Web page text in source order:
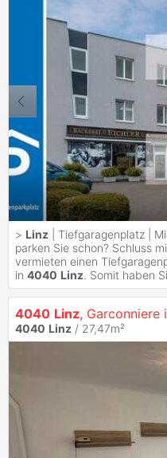
> Linz | Tiefgaragenplatz |
parken Sie schon? Schluss
vermieten einen
in 4040 Linz. Somit haben
4040 Linz, Garconniere
4040 Linz / 27,47m²